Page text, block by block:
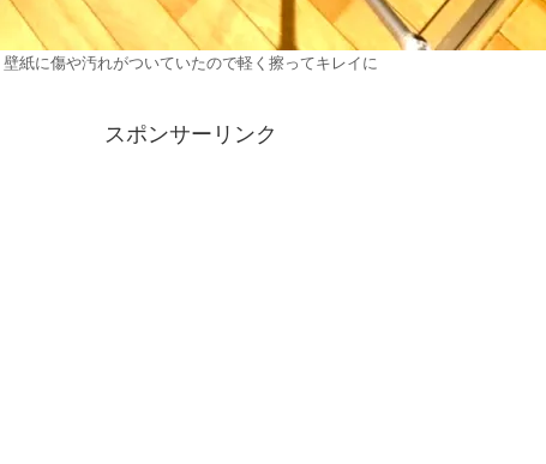
壁紙に傷や汚れがついていたので軽く擦ってキレイに
スポンサーリンク